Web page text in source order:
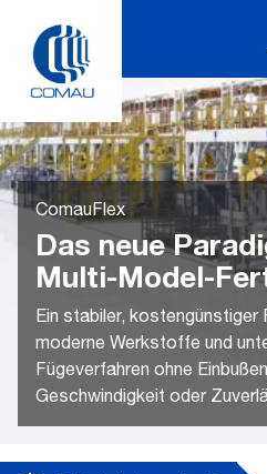
content
ComauFlex
Das neue
Multi-Model-
Ein stabiler,
moderne Werkstoffe und
Fügeverfahren ohne
Geschwindigkeit oder